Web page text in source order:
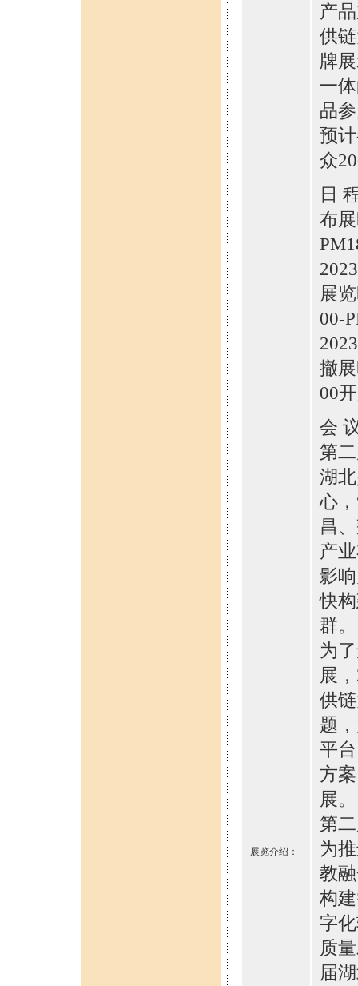
展览介绍：
产
供
牌
一
品
预
众
日
布
展
00-
撤
00
会
第
湖
心
昌
产
影
快
群。
为
展
供
题
平
方
展。
第
为
教
构
字
质
届